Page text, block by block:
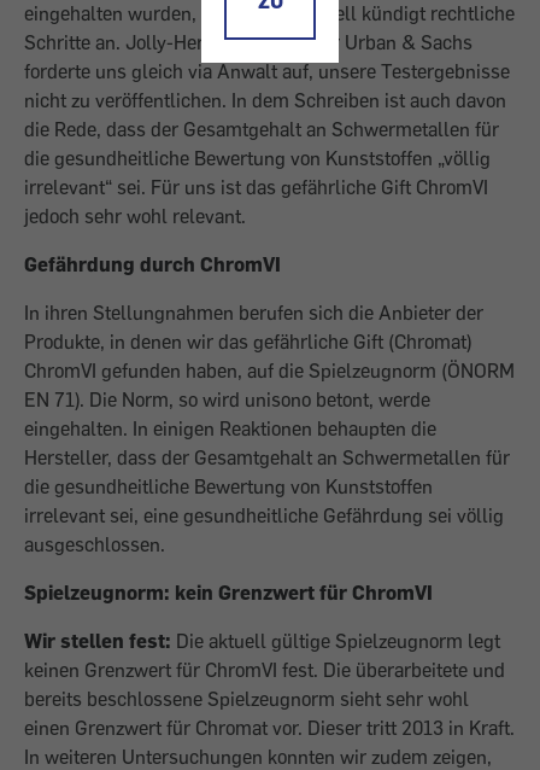
eingehalten wurden, und Faber- Castell kündigt rechtliche
Schritte an. Jolly-Hersteller Brevillier Urban & Sachs
forderte uns gleich via Anwalt auf, unsere Testergebnisse
nicht zu veröffentlichen. In dem Schreiben ist auch davon
die Rede, dass der Gesamtgehalt an Schwermetallen für
die gesundheitliche Bewertung von Kunststoffen „völlig
irrelevant“ sei. Für uns ist das gefährliche Gift ChromVI
jedoch sehr wohl relevant.
Gefährdung durch ChromVI
In ihren Stellungnahmen berufen sich die Anbieter der
Produkte, in denen wir das gefährliche Gift (Chromat)
ChromVI gefunden haben, auf die Spielzeugnorm (ÖNORM
EN 71). Die Norm, so wird unisono betont, werde
eingehalten. In einigen Reaktionen behaupten die
Hersteller, dass der Gesamtgehalt an Schwermetallen für
die gesundheitliche Bewertung von Kunststoffen
irrelevant sei, eine gesundheitliche Gefährdung sei völlig
ausgeschlossen.
Spielzeugnorm: kein Grenzwert für ChromVI
Wir stellen fest: Die aktuell gültige Spielzeugnorm legt
keinen Grenzwert für ChromVI fest. Die überarbeitete und
bereits beschlossene Spielzeugnorm sieht sehr wohl
einen Grenzwert für Chromat vor. Dieser tritt 2013 in Kraft.
In weiteren Untersuchungen konnten wir zudem zeigen,